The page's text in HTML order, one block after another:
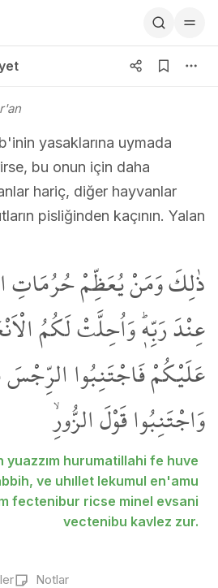
yasaklarına uymada
bu onun için daha
hariç, diğer hayvanlar
pisliğinden kaçının. Yalan
ذٰلِكَۗ وَمَنْ يُعَظِّمْ حُرُمَاتِ
عِنْدَ رَبِّه۪ۜ وَاُحِلَّتْ لَكُمُ
عَلَيْكُمْ فَاجْتَنِبُوا الرِّجْسَ
وَاجْتَنِبُوا قَوْلَ الزُّورِۙ
yuazzım hurumatillahi fe huve
ve uhıllet lekumul en'amu
fectenibur ricse minel evsani
vectenibu kavlez zur.
Notlar